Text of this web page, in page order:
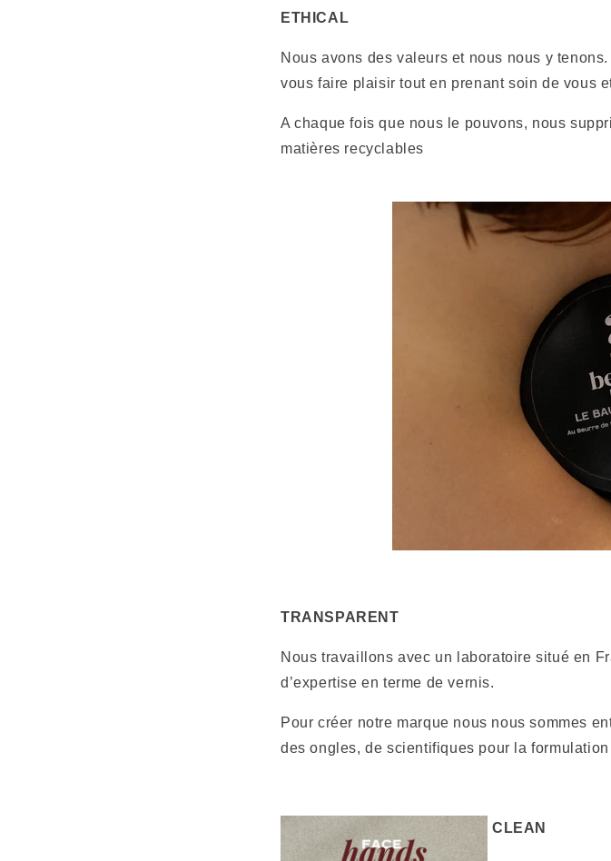
ETHICAL
Nous avons des valeurs et nous nous y
vous faire plaisir tout en prenant soin de vous
A chaque fois que nous le pouvons, nous
matières recyclables
TRANSPARENT
Nous travaillons avec un laboratoire situé en
d’expertise en terme de vernis.
Pour créer notre marque nous nous sommes
des ongles, de scientifiques pour la
CLEAN